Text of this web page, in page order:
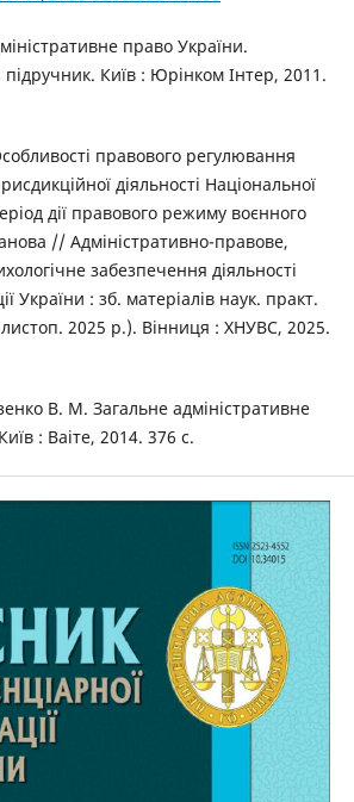
право України.
Київ : Юрінком Інтер, 2011.
правового регулювання
діяльності Національної
дії правового режиму воєнного
// Адміністративно-правове,
забезпечення діяльності
України : зб. матеріалів наук. практ.
2025 р.). Вінниця : ХНУВС, 2025.
В. М. Загальне адміністративне
: Ваіте, 2014. 376 с.